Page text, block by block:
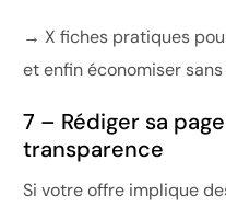
→ X fiches pratiques
et enfin économiser
7 – Rédiger sa
transparence
Si votre offre implique